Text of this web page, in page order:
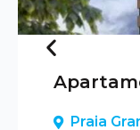
PreviousPraia